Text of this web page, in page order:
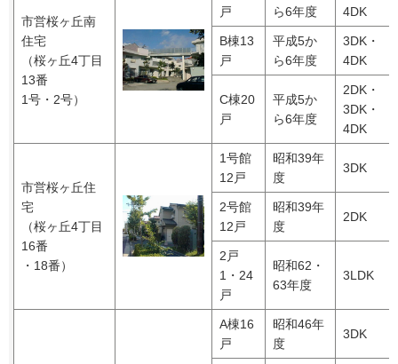
市営桜ヶ丘南
住宅
（桜ヶ丘4丁目
13番
1号・2号）
戸
ら6年度
4DK
B棟13
戸
平成5か
ら6年度
3DK・
4DK
C棟20
戸
平成5か
ら6年度
2DK・
3DK・
4DK
市営桜ヶ丘住
宅
（桜ヶ丘4丁目
16番
・18番）
1号館
12戸
昭和39年
度
3DK
2号館
12戸
昭和39年
度
2DK
2戸
1・24
戸
昭和62・
63年度
3LDK
A棟16
戸
昭和46年
度
3DK